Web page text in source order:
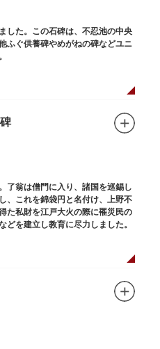
した。この石碑は、不忍池の中央
ふぐ供養碑やめがねの碑などユニ
了翁は僧門に入り、諸国を巡錫し
、これを錦袋円と名付け、上野不
た私財を江戸大火の際に罹災民の
を建立し教育に尽力しました。